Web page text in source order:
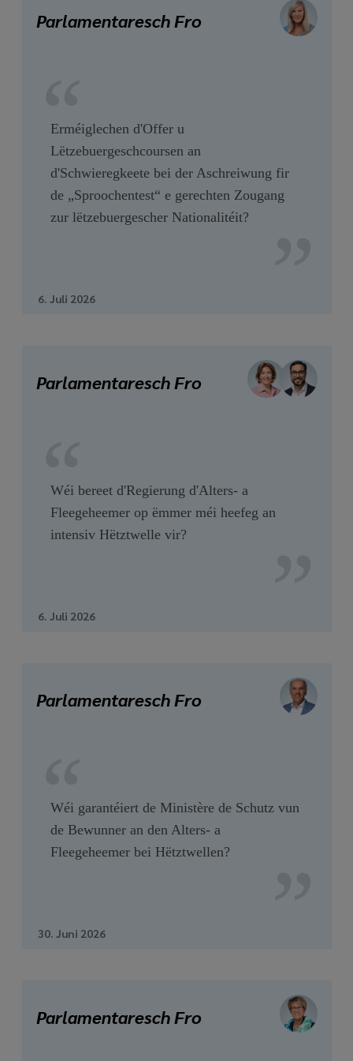
media
links
Parlamentaresch Fro
Erméiglechen d'Offer u
Lëtzebuergeschcoursen an
d'Schwieregkeete bei der Aschreiwung fir
de „Sproochentest“ e gerechten Zougang
zur lëtzebuergescher Nationalitéit?
6. Juli 2026
Parlamentaresch Fro
Wéi bereet d'Regierung d'Alters- a
Fleegeheemer op ëmmer méi heefeg an
intensiv Hëtztwelle vir?
6. Juli 2026
Parlamentaresch Fro
Wéi garantéiert de Ministère de Schutz vun
de Bewunner an den Alters- a
Fleegeheemer bei Hëtztwellen?
30. Juni 2026
Parlamentaresch Fro